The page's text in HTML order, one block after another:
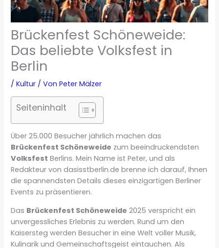
Brückenfest Schöneweide:
Das beliebte Volksfest in
Berlin
/Kultur / VonPeter Mälzer
Seiteninhalt
Über 25.000 Besucher jährlich machen das
Brückenfest Schöneweide zum beeindruckendsten
Volksfest Berlins. Mein Name ist Peter, und als
Redakteur von dasisstberlin.de brenne ich darauf, Ihnen
die spannendsten Details dieses einzigartigen Berliner
Events zu präsentieren.
Das Brückenfest Schöneweide 2025 verspricht ein
unvergessliches Erlebnis zu werden. Rund um den
Kaisersteg werden Besucher in eine Welt voller Musik,
Kulinarik und Gemeinschaftsgeist eintauchen. Als